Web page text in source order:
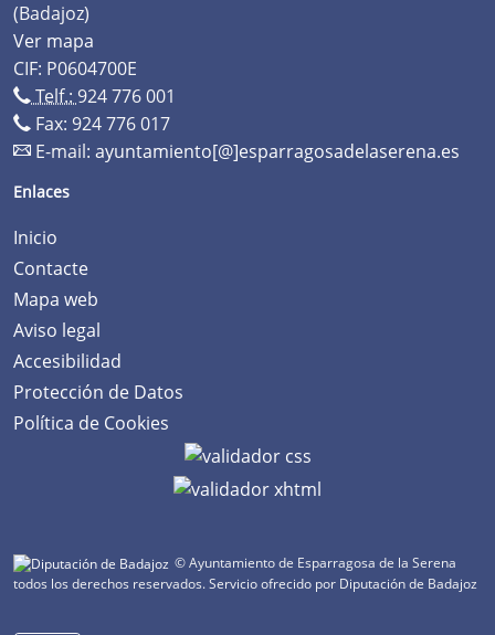
(Badajoz)
Ver mapa
CIF: P0604700E
Telf.: 924 776 001
Fax: 924 776 017
E-mail: ayuntamiento[@]esparragosadelaserena.es
Enlaces
Inicio
Contacte
Mapa web
Aviso legal
Accesibilidad
Protección de Datos
Política de Cookies
© Ayuntamiento de Esparragosa de la Serena
todos los derechos reservados.Servicio ofrecido por Diputación de Badajoz